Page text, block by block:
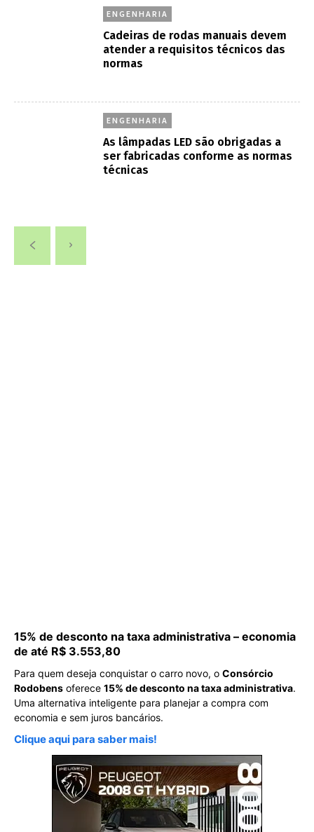
ENGENHARIA
Cadeiras de rodas manuais devem
atender a requisitos técnicos das
normas
ENGENHARIA
As lâmpadas LED são obrigadas a
ser fabricadas conforme as normas
técnicas
15% de desconto na taxa administrativa – economia
de até R$ 3.553,80
Para quem deseja conquistar o carro novo, o Consórcio
Rodobens oferece 15% de desconto na taxa administrativa.
Uma alternativa inteligente para planejar a compra com
economia e sem juros bancários.
Clique aqui para saber mais!